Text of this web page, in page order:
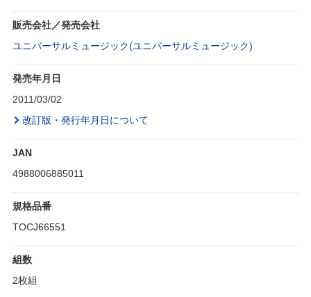
販売会社／発売会社
ユニバーサルミュージック(ユニバーサルミュージック)
発売年月日
2011/03/02
改訂版・発行年月日について
JAN
4988006885011
規格品番
TOCJ66551
組数
2枚組